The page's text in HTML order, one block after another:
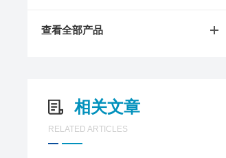
查看全部产品
相关文章
RELATED ARTICLES